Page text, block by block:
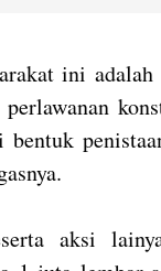
ini adalah
aksi